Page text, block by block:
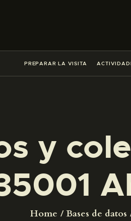
PREPARAR LA VISITA
y
Home Bases de datos
█
DIDÁCTICA
ESPAÑOL